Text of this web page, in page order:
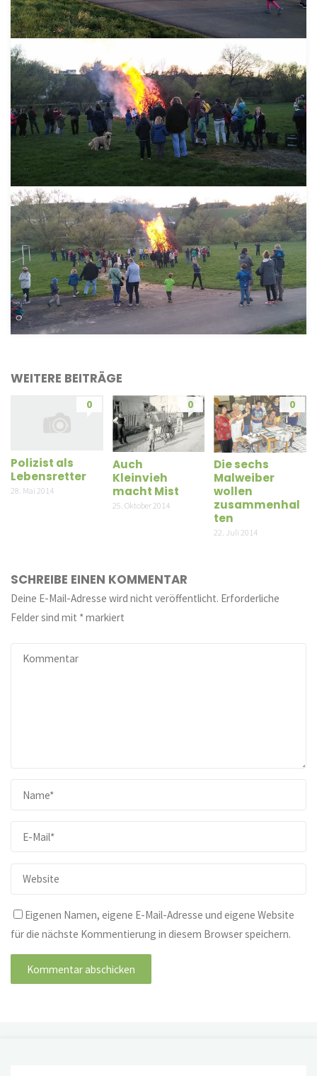
WEITERE BEITRÄGE
0
Polizist als
Lebensretter
28. Mai 2014
0
Auch
Kleinvieh
macht Mist
25. Oktober 2014
0
Die sechs
Malweiber
wollen
zusammenhal
ten
22. Juli 2014
SCHREIBE EINEN KOMMENTAR
Deine E-Mail-Adresse wird nicht veröffentlicht. Erforderliche
Felder sind mit *markiert
Eigenen Namen, eigene E-Mail-Adresse und eigene Website
für die nächste Kommentierung in diesem Browser speichern.